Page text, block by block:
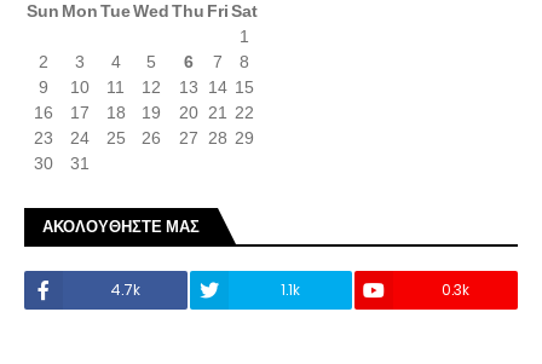
Sun MonTueWedThu FriSat
1
2
3 4 5 6 7
8
9
10 11 12 13 14 15
16
17 18 19 20 21 22
23
24 25 26 27 28 29
30
31
ΑΚΟΛΟΥΘΗΣΤΕ ΜΑΣ
4.7k 1.1k 0.3k